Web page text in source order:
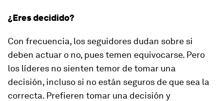
¿Eres decidido?
Con frecuencia, los seguidores dudan sobre si
deben actuar o no, pues temen equivocarse. Pero
los líderes no sienten temor de tomar una
decisión, incluso si no están seguros de que sea la
correcta. Prefieren tomar una decisión y